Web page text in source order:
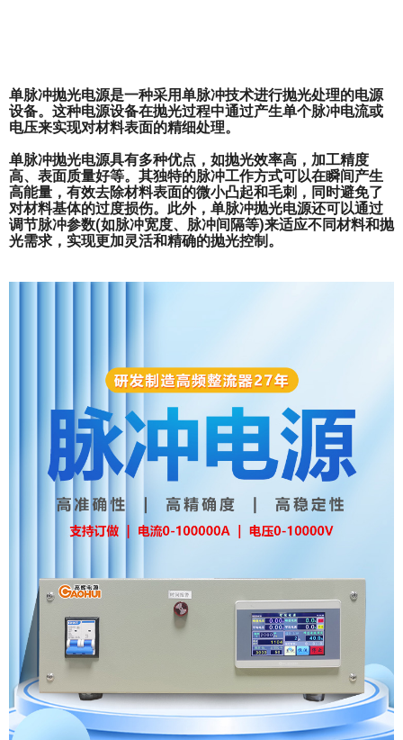
单脉冲抛光电源是一种采用单脉冲技术进行抛光处理的电源
设备。这种电源设备在抛光过程中通过产生单个脉冲电流或
电压来实现对材料表面的精细处理。
单脉冲抛光电源具有多种优点，如抛光效率高，加工精度
高、表面质量好等。其独特的脉冲工作方式可以在瞬间产生
高能量，有效去除材料表面的微小凸起和毛刺，同时避免了
对材料基体的过度损伤。此外，单脉冲抛光电源还可以通过
调节脉冲参数(如脉冲宽度、脉冲间隔等)来适应不同材料和抛
光需求，实现更加灵活和精确的抛光控制。